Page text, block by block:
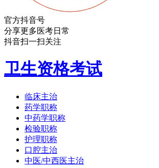
官方抖音号
分享更多医考日常
抖音扫一扫关注
卫生资格考试
临床主治
药学职称
中药学职称
检验职称
护理职称
口腔主治
中医/中西医主治